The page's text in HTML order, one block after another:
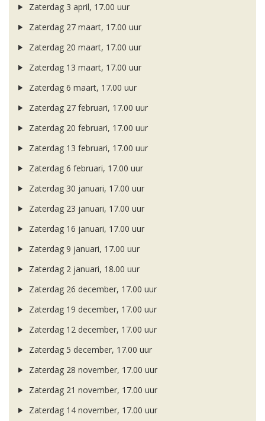
Zaterdag 3 april, 17.00 uur
Zaterdag 27 maart, 17.00 uur
Zaterdag 20 maart, 17.00 uur
Zaterdag 13 maart, 17.00 uur
Zaterdag 6 maart, 17.00 uur
Zaterdag 27 februari, 17.00 uur
Zaterdag 20 februari, 17.00 uur
Zaterdag 13 februari, 17.00 uur
Zaterdag 6 februari, 17.00 uur
Zaterdag 30 januari, 17.00 uur
Zaterdag 23 januari, 17.00 uur
Zaterdag 16 januari, 17.00 uur
Zaterdag 9 januari, 17.00 uur
Zaterdag 2 januari, 18.00 uur
Zaterdag 26 december, 17.00 uur
Zaterdag 19 december, 17.00 uur
Zaterdag 12 december, 17.00 uur
Zaterdag 5 december, 17.00 uur
Zaterdag 28 november, 17.00 uur
Zaterdag 21 november, 17.00 uur
Zaterdag 14 november, 17.00 uur